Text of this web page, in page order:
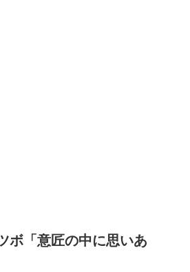
ボ「意匠の中に思いあ